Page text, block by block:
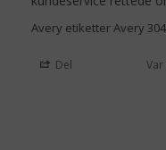
Avery etiketter Avery
Del